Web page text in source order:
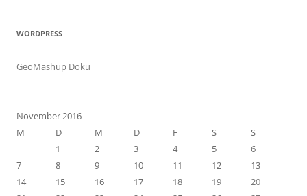
WORDPRESS
GeoMashup Doku
November 2016
M
D M D F S
S
1
2 3 4 5
6
7
8 9 10 11 12
13
14
15 16 17 18 19
20